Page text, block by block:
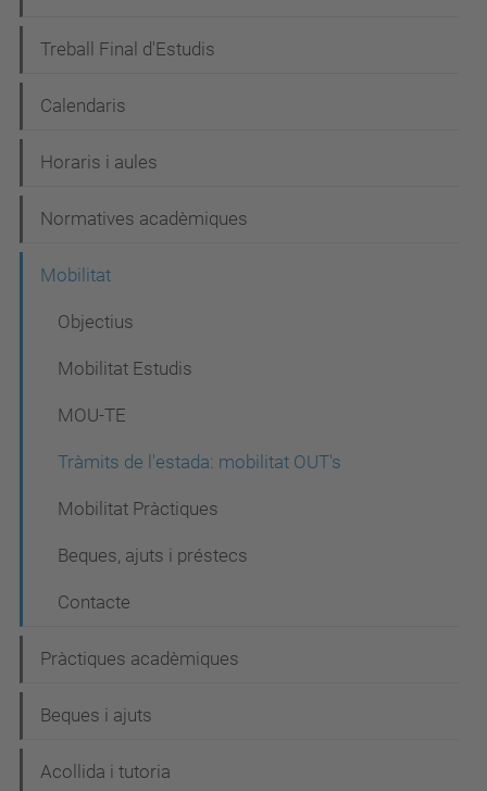
Treball Final d'Estudis
Calendaris
Horaris i aules
Normatives acadèmiques
Mobilitat
Objectius
Mobilitat Estudis
MOU-TE
Tràmits de l'estada: mobilitat OUT's
Mobilitat Pràctiques
Beques, ajuts i préstecs
Contacte
Pràctiques acadèmiques
Beques i ajuts
Acollida i tutoria